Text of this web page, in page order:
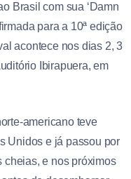
Brasil com sua ‘Damn
para a 10ª edição
acontece nos dias 2, 3
Ibirapuera, em
americano teve
Unidos e já passou por
cheias, e nos próximos